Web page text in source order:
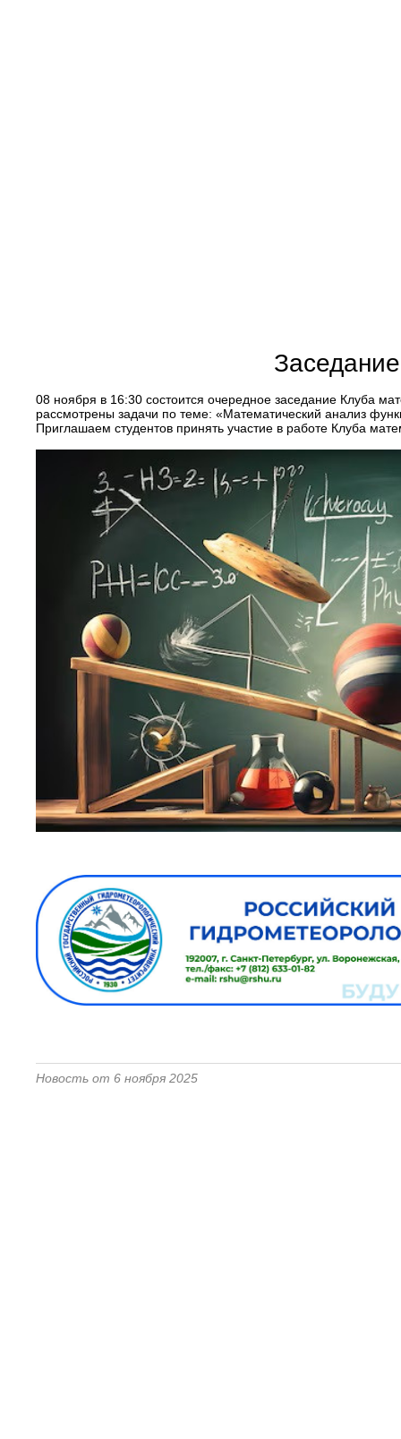
08 ноября в 16:30 состоится очередное заседание Клуба
рассмотрены задачи по теме: «Математический анализ
Приглашаем студентов принять участие в работе Клуба
Новость от 6 ноября 2025